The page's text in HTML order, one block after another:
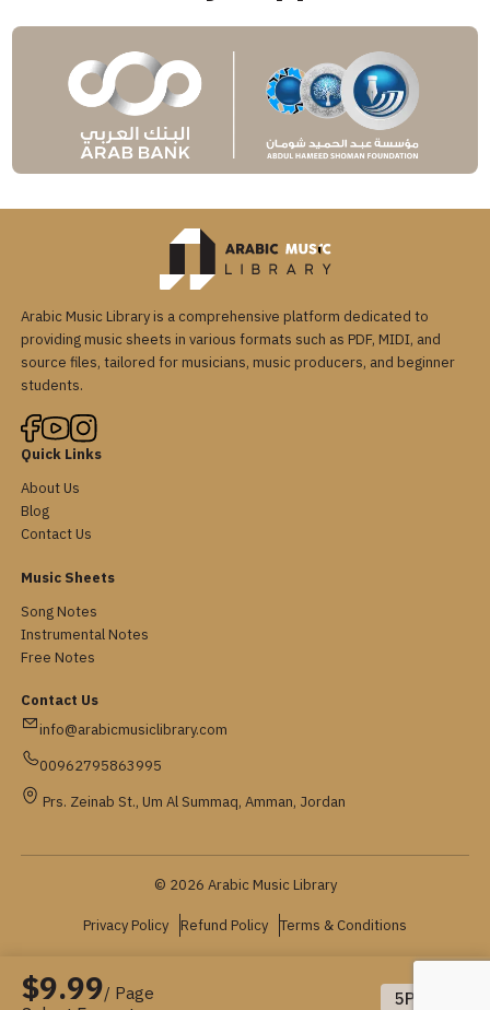
$9.99/ Page 5Pages
Arabic Music Library is a comprehensive platform dedicated to
providing music sheets in various formats such as PDF, MIDI, and
source files, tailored for musicians, music producers, and beginner
students.
Quick Links
About Us
Blog
Contact Us
Music Sheets
Song Notes
Instrumental Notes
Free Notes
Contact Us
info@arabicmusiclibrary.com
00962795863995
Prs. Zeinab St., Um Al Summaq, Amman, Jordan
© 2026 Arabic Music Library
Privacy Policy Refund Policy Terms & Conditions